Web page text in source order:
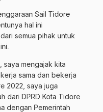
Sail Tidore
hal ini
semua pihak untuk
saya mengajak kita
sama dan bekerja
2022, saya juga
dari DPRD Kota Tidore
dengan Pemerintah